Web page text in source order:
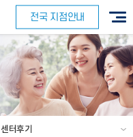
전국 지점안내
센터후기